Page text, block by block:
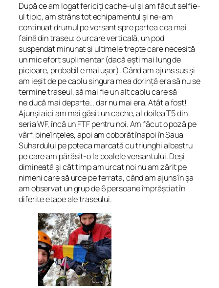
După ce am logat fericiți cache-ul și am făcut selfie-
ul tipic, am strâns tot echipamentul și ne-am
continuat drumul pe versant spre partea cea mai
faină din traseu: o urcare verticală, un pod
suspendat minunat și ultimele trepte care necesită
un mic efort suplimentar (dacă ești mai lung de
picioare, probabil e mai ușor). Când am ajuns sus și
am ieșit de pe cablu singura mea dorință era să nu se
termine traseul, să mai fie un alt cablu care să
ne ducă mai departe… dar nu mai era. Atât a fost!
Ajunși aici am mai găsit un cache, al doilea T5 din
seria WF, încă un FTF pentru noi. Am făcut o poză pe
vârf, bineînțeles, apoi am coborât înapoi în Șaua
Suhardului pe poteca marcată cu triunghi albastru
pe care am părăsit-o la poalele versantului. Deși
dimineață și cât timp am urcat noi nu am zărit pe
nimeni care să urce pe ferrata, când am ajuns în șa
am observat un grup de 6 persoane împrăștiat în
diferite etape ale traseului.